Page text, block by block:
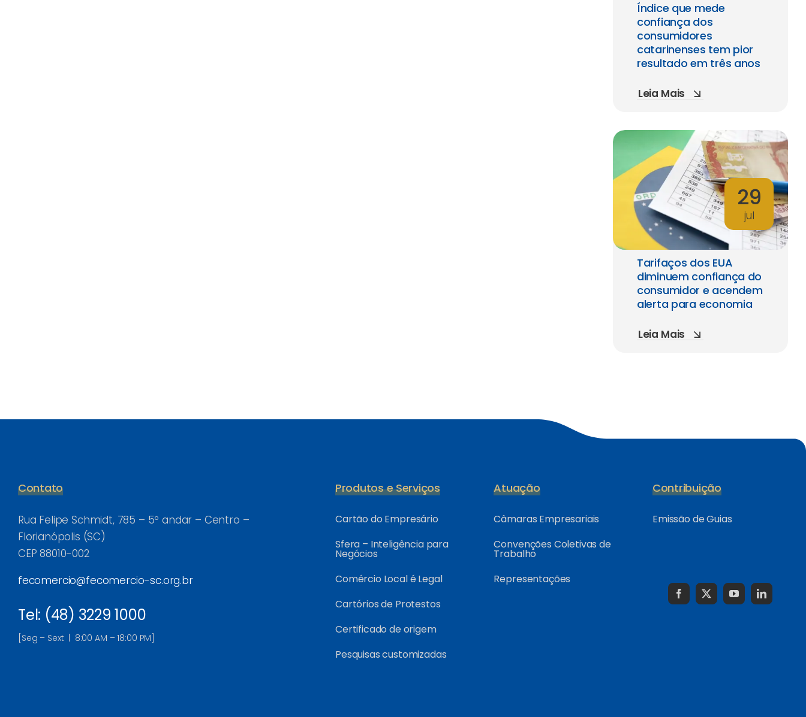
Índice que mede
confiança dos
consumidores
catarinenses tem pior
resultado em três anos
Leia Mais
29
jul
Tarifaços dos EUA
diminuem confiança do
consumidor e acendem
alerta para economia
Leia Mais
Contato
Rua Felipe Schmidt, 785 – 5º andar – Centro –
Florianópolis (SC)
CEP 88010-002
fecomercio@fecomercio-sc.org.br
Tel: (48) 3229 1000
[Seg – Sext | 8:00 AM – 18:00 PM]
Produtos e Serviços
Cartão do Empresário
Sfera – Inteligência para
Negócios
Comércio Local é Legal
Cartórios de Protestos
Certificado de origem
Pesquisas customizadas
Atuação
Câmaras Empresariais
Convenções Coletivas de
Trabalho
Representações
Contribuição
Emissão de Guias